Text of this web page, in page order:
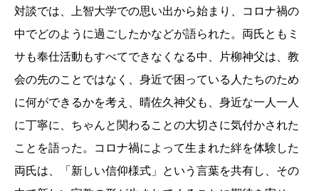
対談では、上智大学での思い出から始まり、コロナ禍の
中でどのように過ごしたかなどが語られた。両氏ともミ
サも奉仕活動もすべてできなくなる中、片柳神父は、教
会の先のことではなく、身近で困っている人たちのため
に何ができるかを考え、晴佐久神父も、身近な一人一人
に丁寧に、ちゃんと関わることの大切さに気付かされた
ことを語った。コロナ禍によって生まれた絆を体験した
両氏は、「新しい信仰様式」という言葉を共有し、その